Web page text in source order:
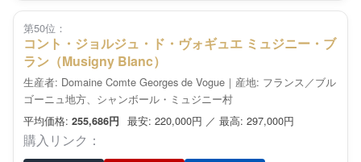
第50位：
コント・ジョルジュ・ド・ヴォギュエ ミュジニー・ブ
ラン（Musigny Blanc）
生産者: Domaine Comte Georges de Vogue｜産地: フランス／ブル
ゴーニュ地方、シャンボール・ミュジニー村
平均価格: 255,686円 最安: 220,000円 ／ 最高: 297,000円
購入リンク：